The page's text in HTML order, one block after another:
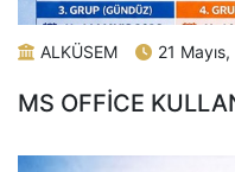
ALKÜSEM 21
MS OFFİCE